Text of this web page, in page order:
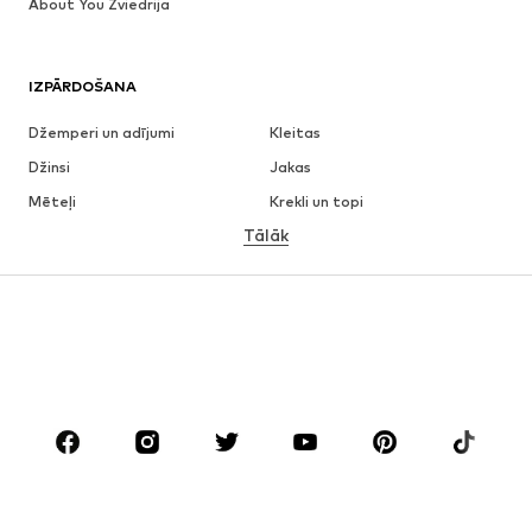
IZPĀRDOŠANA
Džemperi un adījumi
Kleitas
Džinsi
Jakas
Mēteļi
Krekli un topi
Apakšveļa
Svārki
Blūzes un tunikas
Aksesuāri
Premium
Tālāk
About You Zviedrija